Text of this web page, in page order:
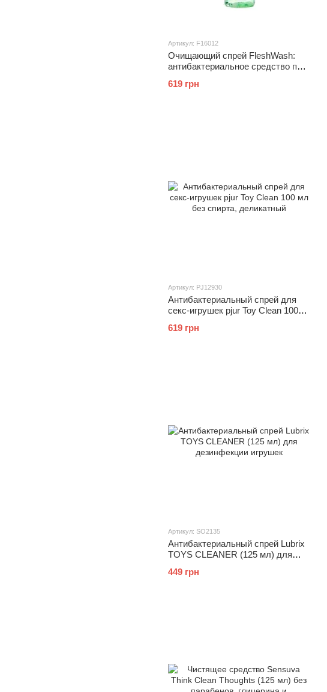
Артикул: F16012
Очищающий спрей FleshWash:
антибактериальное средство по
619 грн
Артикул: PJ12930
Антибактериальный спрей для
секс-игрушек pjur Toy Clean 100
619 грн
Артикул: SO2135
Антибактериальный спрей Lubrix
TOYS CLEANER (125 мл) для
449 грн